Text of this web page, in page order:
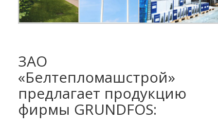
ЗАО
«Белтепломашстрой»
предлагает продукцию
фирмы GRUNDFOS: